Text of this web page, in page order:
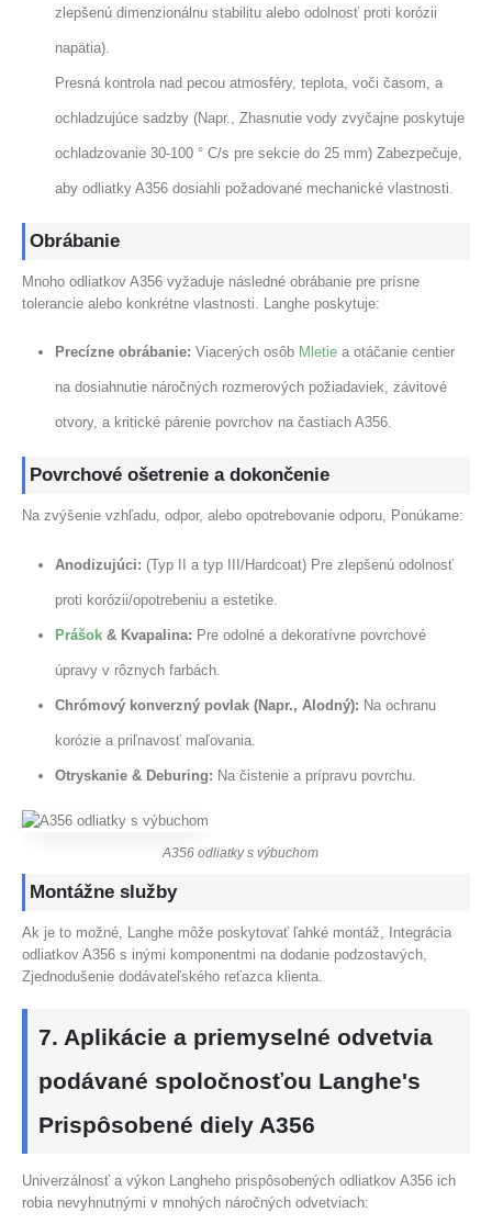
zlepšenú dimenzionálnu stabilitu alebo odolnosť proti korózii
napätia).
Presná kontrola nad pecou atmosféry, teplota, voči časom, a
ochladzujúce sadzby (Napr., Zhasnutie vody zvyčajne poskytuje
ochladzovanie 30-100 ° C/s pre sekcie do 25 mm) Zabezpečuje,
aby odliatky A356 dosiahli požadované mechanické vlastnosti.
Obrábanie
Mnoho odliatkov A356 vyžaduje následné obrábanie pre prísne
tolerancie alebo konkrétne vlastnosti. Langhe poskytuje:
Precízne obrábanie: Viacerých osôb Mletiea otáčanie centier
na dosiahnutie náročných rozmerových požiadaviek, závitové
otvory, a kritické párenie povrchov na častiach A356.
Povrchové ošetrenie a dokončenie
Na zvýšenie vzhľadu, odpor, alebo opotrebovanie odporu, Ponúkame:
Anodizujúci: (Typ II a typ III/Hardcoat) Pre zlepšenú odolnosť
proti korózii/opotrebeniu a estetike.
Prášok& Kvapalina: Pre odolné a dekoratívne povrchové
úpravy v rôznych farbách.
Chrómový konverzný povlak (Napr., Alodný): Na ochranu
korózie a priľnavosť maľovania.
Otryskanie & Deburing: Na čistenie a prípravu povrchu.
A356 odliatky s výbuchom
Montážne služby
Ak je to možné, Langhe môže poskytovať ľahké montáž, Integrácia
odliatkov A356 s inými komponentmi na dodanie podzostavých,
Zjednodušenie dodávateľského reťazca klienta.
7. Aplikácie a priemyselné odvetvia
podávané spoločnosťou Langhe's
Prispôsobené diely A356
Univerzálnosť a výkon Langheho prispôsobených odliatkov A356 ich
robia nevyhnutnými v mnohých náročných odvetviach: